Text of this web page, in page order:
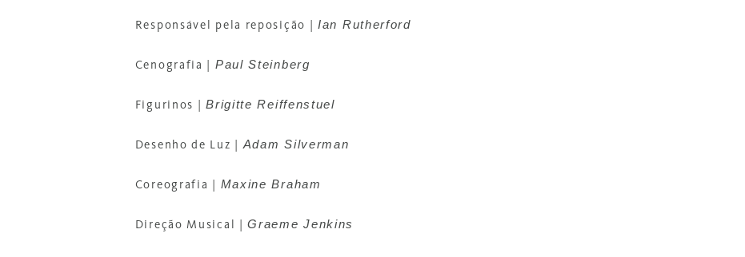
Responsável pela reposição |Ian Rutherford
Cenografia Paul Steinberg
Figurinos |Brigitte Reiffenstuel
Desenho de Luz |Adam Silverman
Coreografia Maxine Braham
Direção Musical |Graeme Jenkins